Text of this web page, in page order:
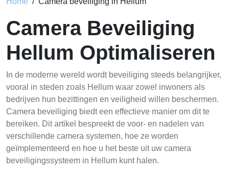
Camera Beveiliging
Hellum Optimaliseren
In de moderne wereld wordt beveiliging steeds belangrijker,
vooral in steden zoals Hellum waar zowel inwoners als
bedrijven hun bezittingen en veiligheid willen beschermen.
Camera beveiliging biedt een effectieve manier om dit te
bereiken. Dit artikel bespreekt de voor- en nadelen van
verschillende camera systemen, hoe ze worden
geïmplementeerd en hoe u het beste uit uw camera
beveiligingssysteem in Hellum kunt halen.